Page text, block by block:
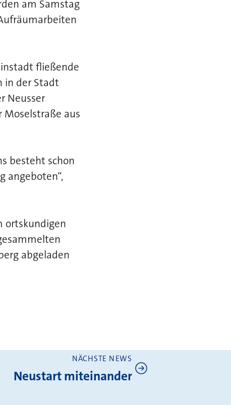
am Samstag
fließende
in der Stadt
Neusser
aus
besteht schon
angeboten“,
ortskundigen
abgeladen
NÄCHSTE NEWS
Neustart miteinander